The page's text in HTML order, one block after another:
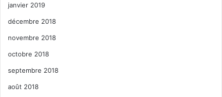
janvier 2019
décembre 2018
novembre 2018
octobre 2018
septembre 2018
août 2018